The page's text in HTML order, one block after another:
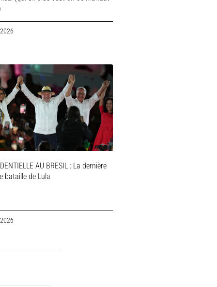
AU BRESIL : La dernière
bataille de Lula